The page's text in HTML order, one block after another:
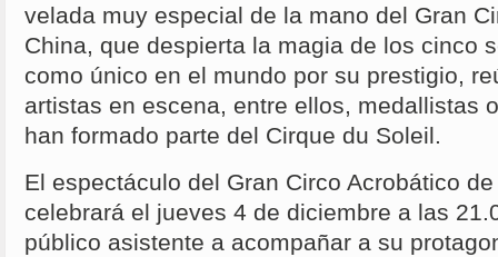
velada muy especial de la mano del Gran
China, que despierta la magia de los cinco
como único en el mundo por su prestigio,
artistas en escena, entre ellos, medallistas
han formado parte del Cirque du Soleil.
El espectáculo del Gran Circo Acrobático
celebrará el jueves 4 de diciembre a las
público asistente a acompañar a su